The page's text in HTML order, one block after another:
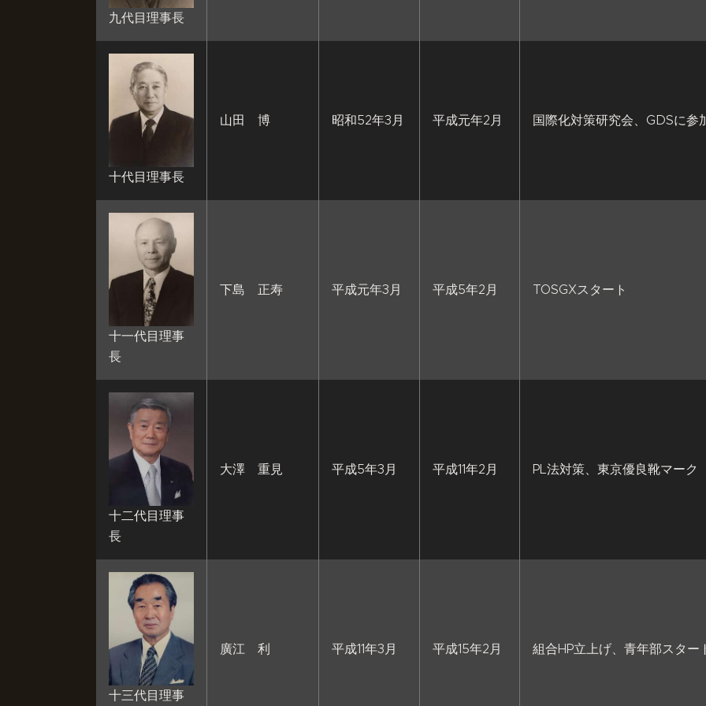
九代目理事長
十代目理事長
山田 博 昭和52年3月 平成元年2月 国際化対策研究会、GDSに参
十一代目理事
長
下島 正寿 平成元年3月 平成5年2月 TOSGXスタート
十二代目理事
長
大澤 重見 平成5年3月 平成11年2月 PL法対策、東京優良靴マーク
十三代目理事
廣江 利 平成11年3月 平成15年2月 組合HP立上げ、青年部スター